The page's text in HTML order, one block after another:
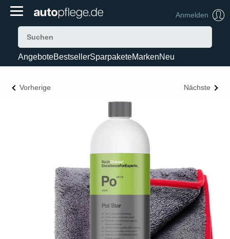
Anmelden
AngeboteBestsellerSparpaketeMarkenNeu
Vorherige Nächste